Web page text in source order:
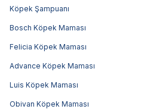
Köpek Şampuanı
Bosch Köpek Maması
Felicia Köpek Maması
Advance Köpek Maması
Luis Köpek Maması
Obivan Köpek Maması